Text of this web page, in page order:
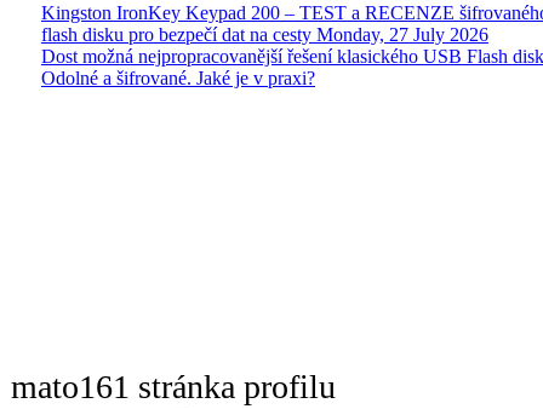
Kingston IronKey Keypad 200 – TEST a RECENZE
flash disku pro bezpečí dat na cesty Monday, 27 July 2026
Dost možná nejpropracovanější řešení klasického USB Flash
Odolné a šifrované. Jaké je v praxi?
mato161 stránka profilu